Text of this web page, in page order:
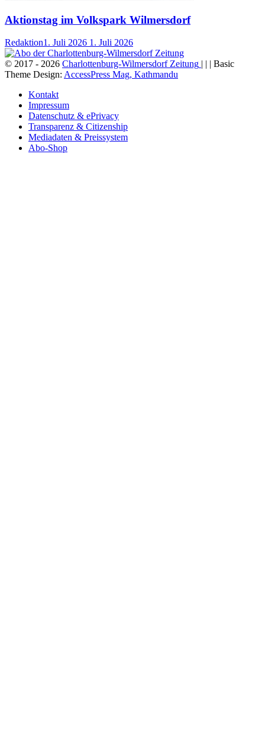
Aktionstag im Volkspark Wilmersdorf
Redaktion1. Juli 2026 1. Juli 2026
© 2017 - 2026 Charlottenburg-Wilmersdorf Zeitung | | | Basic
Theme Design: AccessPress Mag, Kathmandu
Kontakt
Impressum
Datenschutz & ePrivacy
Transparenz & Citizenship
Mediadaten & Preissystem
Abo-Shop